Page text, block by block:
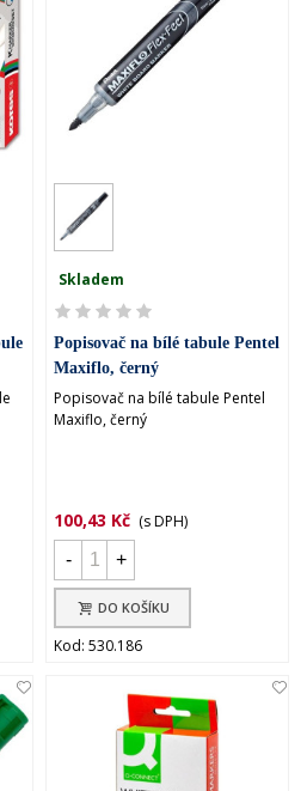
Skladem
Popisovač na bílé tabule Pentel
Maxiflo, černý
Popisovač na bílé tabule Pentel
Maxiflo, černý
100,43 Kč (s DPH)
-
+
DO KOŠÍKU
Kod: 530.186